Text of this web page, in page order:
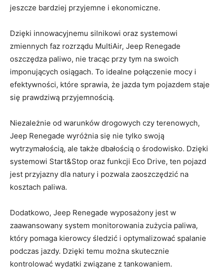
jeszcze bardziej przyjemne i ekonomiczne.
Dzięki innowacyjnemu silnikowi oraz systemowi
zmiennych faz rozrządu MultiAir,⁤ Jeep⁢ Renegade
oszczędza⁤ paliwo, nie tracąc przy tym ⁣na swoich
imponujących osiągach. To‍ idealne połączenie mocy i
efektywności, które ‍sprawia, że jazda tym⁢ pojazdem staje
się prawdziwą przyjemnością.
Niezależnie od⁣ warunków drogowych⁣ czy terenowych,
Jeep Renegade wyróżnia się nie ⁣tylko swoją
wytrzymałością,⁢ ale także dbałością ⁤o​ środowisko. Dzięki
systemowi Start&Stop‍ oraz funkcji Eco Drive, ten pojazd
jest ⁢przyjazny dla natury i pozwala ⁢zaoszczędzić na
kosztach paliwa.
Dodatkowo, Jeep ⁣Renegade wyposażony ⁤jest w
zaawansowany system monitorowania⁢ zużycia ​paliwa,
który‍ pomaga kierowcy śledzić i⁢ optymalizować spalanie
podczas jazdy. Dzięki temu ​można skutecznie
kontrolować wydatki związane z tankowaniem.